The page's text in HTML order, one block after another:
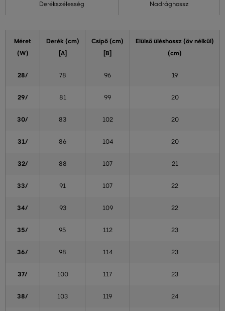
Derékszélesség Nadrághossz
Méret
(W)
Derék (cm)
[A]
Csípő (cm)
[B]
Elülső üléshossz (öv nélkül)
(cm)
28/ 78 96 19
29/ 81 99 20
30/ 83 102 20
31/ 86 104 20
32/ 88 107 21
33/ 91 107 22
34/ 93 109 22
35/ 95 112 23
36/ 98 114 23
37/ 100 117 23
38/ 103 119 24